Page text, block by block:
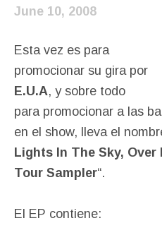
June 10, 2008
Esta vez es para
promocionar su gira por
E.U.A, y sobre todo
para promocionar a las
en el show, lleva el
Lights In The Sky, Over
Tour Sampler“.
El EP contiene: